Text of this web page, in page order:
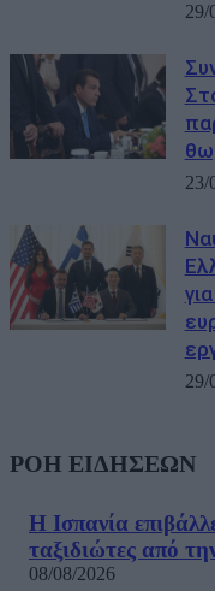
29/
23/
29/
ΡΟΗ ΕΙΔΗΣΕΩΝ
Η Ισπανία
ταξιδιώτες από
08/08/2026